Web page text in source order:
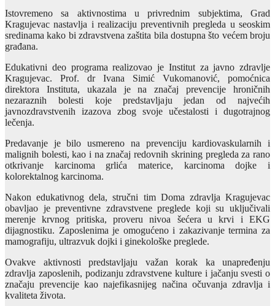
Istovremeno sa aktivnostima u privrednim subjektima, Grad
Kragujevac nastavlja i realizaciju preventivnih pregleda u seoskim
sredinama kako bi zdravstvena zaštita bila dostupna što većem broju
građana.
Edukativni deo programa realizovao je Institut za javno zdravlje
Kragujevac. Prof. dr Ivana Simić Vukomanović, pomoćnica
direktora Instituta, ukazala je na značaj prevencije hroničnih
nezaraznih bolesti koje predstavljaju jedan od najvećih
javnozdravstvenih izazova zbog svoje učestalosti i dugotrajnog
lečenja.
Predavanje je bilo usmereno na prevenciju kardiovaskularnih i
malignih bolesti, kao i na značaj redovnih skrining pregleda za rano
otkrivanje karcinoma grlića materice, karcinoma dojke i
kolorektalnog karcinoma.
Nakon edukativnog dela, stručni tim Doma zdravlja Kragujevac
obavljao je preventivne zdravstvene preglede koji su uključivali
merenje krvnog pritiska, proveru nivoa šećera u krvi i EKG
dijagnostiku. Zaposlenima je omogućeno i zakazivanje termina za
mamografiju, ultrazvuk dojki i ginekološke preglede.
Ovakve aktivnosti predstavljaju važan korak ka unapređenju
zdravlja zaposlenih, podizanju zdravstvene kulture i jačanju svesti o
značaju prevencije kao najefikasnijeg načina očuvanja zdravlja i
kvaliteta života.